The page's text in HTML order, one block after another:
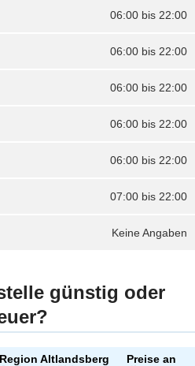
06:00 bis 22:00
06:00 bis 22:00
06:00 bis 22:00
06:00 bis 22:00
06:00 bis 22:00
07:00 bis 22:00
Keine Angaben
günstig oder
Region Altlandsberg
Preise an